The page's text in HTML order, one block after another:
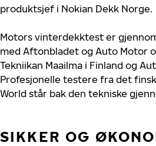
produktsjef i Nokian Dekk Norge.
Motors vinterdekktest er
med Aftonbladet og Auto Motor
Tekniikan Maailma i Finland og
Profesjonelle testere fra det
World står bak den tekniske
SIKKER OG